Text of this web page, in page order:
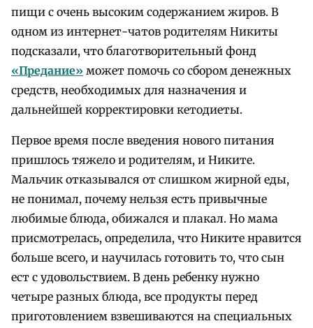
пищи с очень высоким содержанием жиров. В
одном из интернет-чатов родителям Никиты
подсказали, что благотворительный фонд
«Предание» может помочь со сбором денежных
средств, необходимых для назначения и
дальнейшей корректировки кетодиеты.
Первое время после введения нового питания
пришлось тяжело и родителям, и Никите.
Мальчик отказывался от слишком жирной еды,
не понимал, почему нельзя есть привычные
любимые блюда, обижался и плакал. Но мама
присмотрелась, определила, что Никите нравится
больше всего, и научилась готовить то, что сын
ест с удовольствием. В день ребенку нужно
четыре разных блюда, все продукты перед
приготовлением взвешиваются на специальных